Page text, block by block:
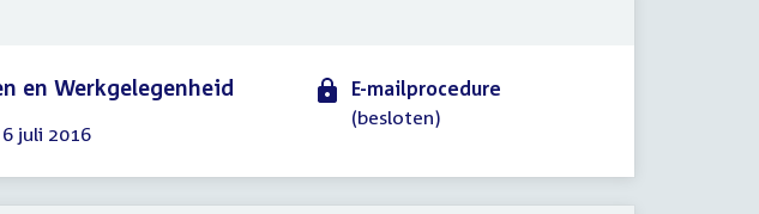
en Werkgelegenheid
juli 2016
E-mailprocedure
(besloten)